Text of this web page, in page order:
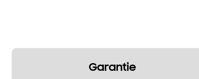
Garantie